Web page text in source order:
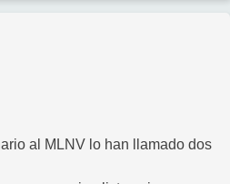
al MLNV lo han llamado dos